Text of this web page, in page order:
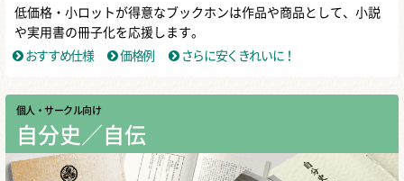
低価格・小ロットが得意なブックホンは作品や商品として、小説
や実用書の冊子化を応援します。
おすすめ仕様
価格例 さらに安くきれいに！
個人・サークル向け
自分史／自伝